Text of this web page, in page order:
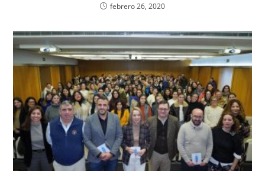
febrero 26, 2020